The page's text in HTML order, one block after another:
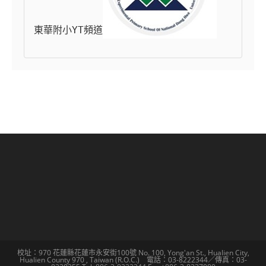
東華附小YT頻道
校址：970 花蓮縣花蓮市永安街100號 No. 100, Yong'an St., Hualien City,
Hualien County 970 , Taiwan (R.O.C.) 電話：03-8222344／傳真：03-